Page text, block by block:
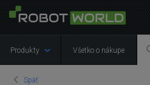
Produkty Všetko o nákupe
Späť